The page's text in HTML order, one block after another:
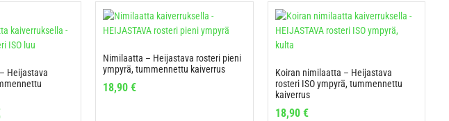
Heijastava
Nimilaatta – Heijastava rosteri pieni
ympyrä, tummennettu kaiverrus
18,90 €
Koiran nimilaatta – Heijastava
rosteri ISO ympyrä, tummennettu
kaiverrus
18,90 €